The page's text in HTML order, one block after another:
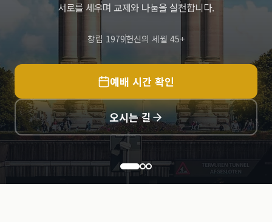
서로를 세우며 교제와 나눔을 실천합니다.
창립 1979헌신의 세월 45+
예배 시간 확인
오시는 길